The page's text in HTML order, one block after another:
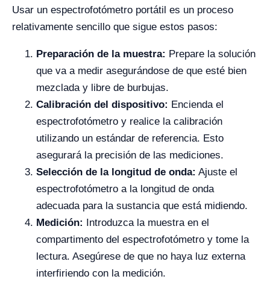
Usar un espectrofotómetro portátil es un proceso
relativamente sencillo que sigue estos pasos:
Preparación de la muestra: Prepare la solución
que va a medir asegurándose de que esté bien
mezclada y libre de burbujas.
Calibración del dispositivo: Encienda el
espectrofotómetro y realice la calibración
utilizando un estándar de referencia. Esto
asegurará la precisión de las mediciones.
Selección de la longitud de onda: Ajuste el
espectrofotómetro a la longitud de onda
adecuada para la sustancia que está midiendo.
Medición: Introduzca la muestra en el
compartimento del espectrofotómetro y tome la
lectura. Asegúrese de que no haya luz externa
interfiriendo con la medición.